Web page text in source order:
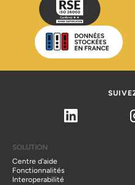
SOLUTION
Centre d'aide
Fonctionnalités
Interoperabilité